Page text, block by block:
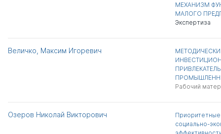
МЕХАНИЗМ
МАЛОГО
Экспертиза
Величко, Максим Игоревич
Рабочий
Озеров Николай Викторович
социально-